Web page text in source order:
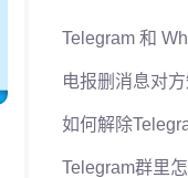
Telegram 和
电报删消息对
如何解除
Telegram群里